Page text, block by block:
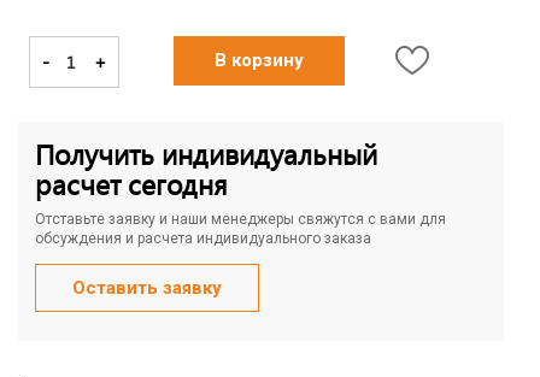
- + В корзину
Получить индивидуальный
расчет сегодня
Отставьте заявку и наши менеджеры свяжутся с вами для
обсуждения и расчета индивидуального заказа
Оставить заявку